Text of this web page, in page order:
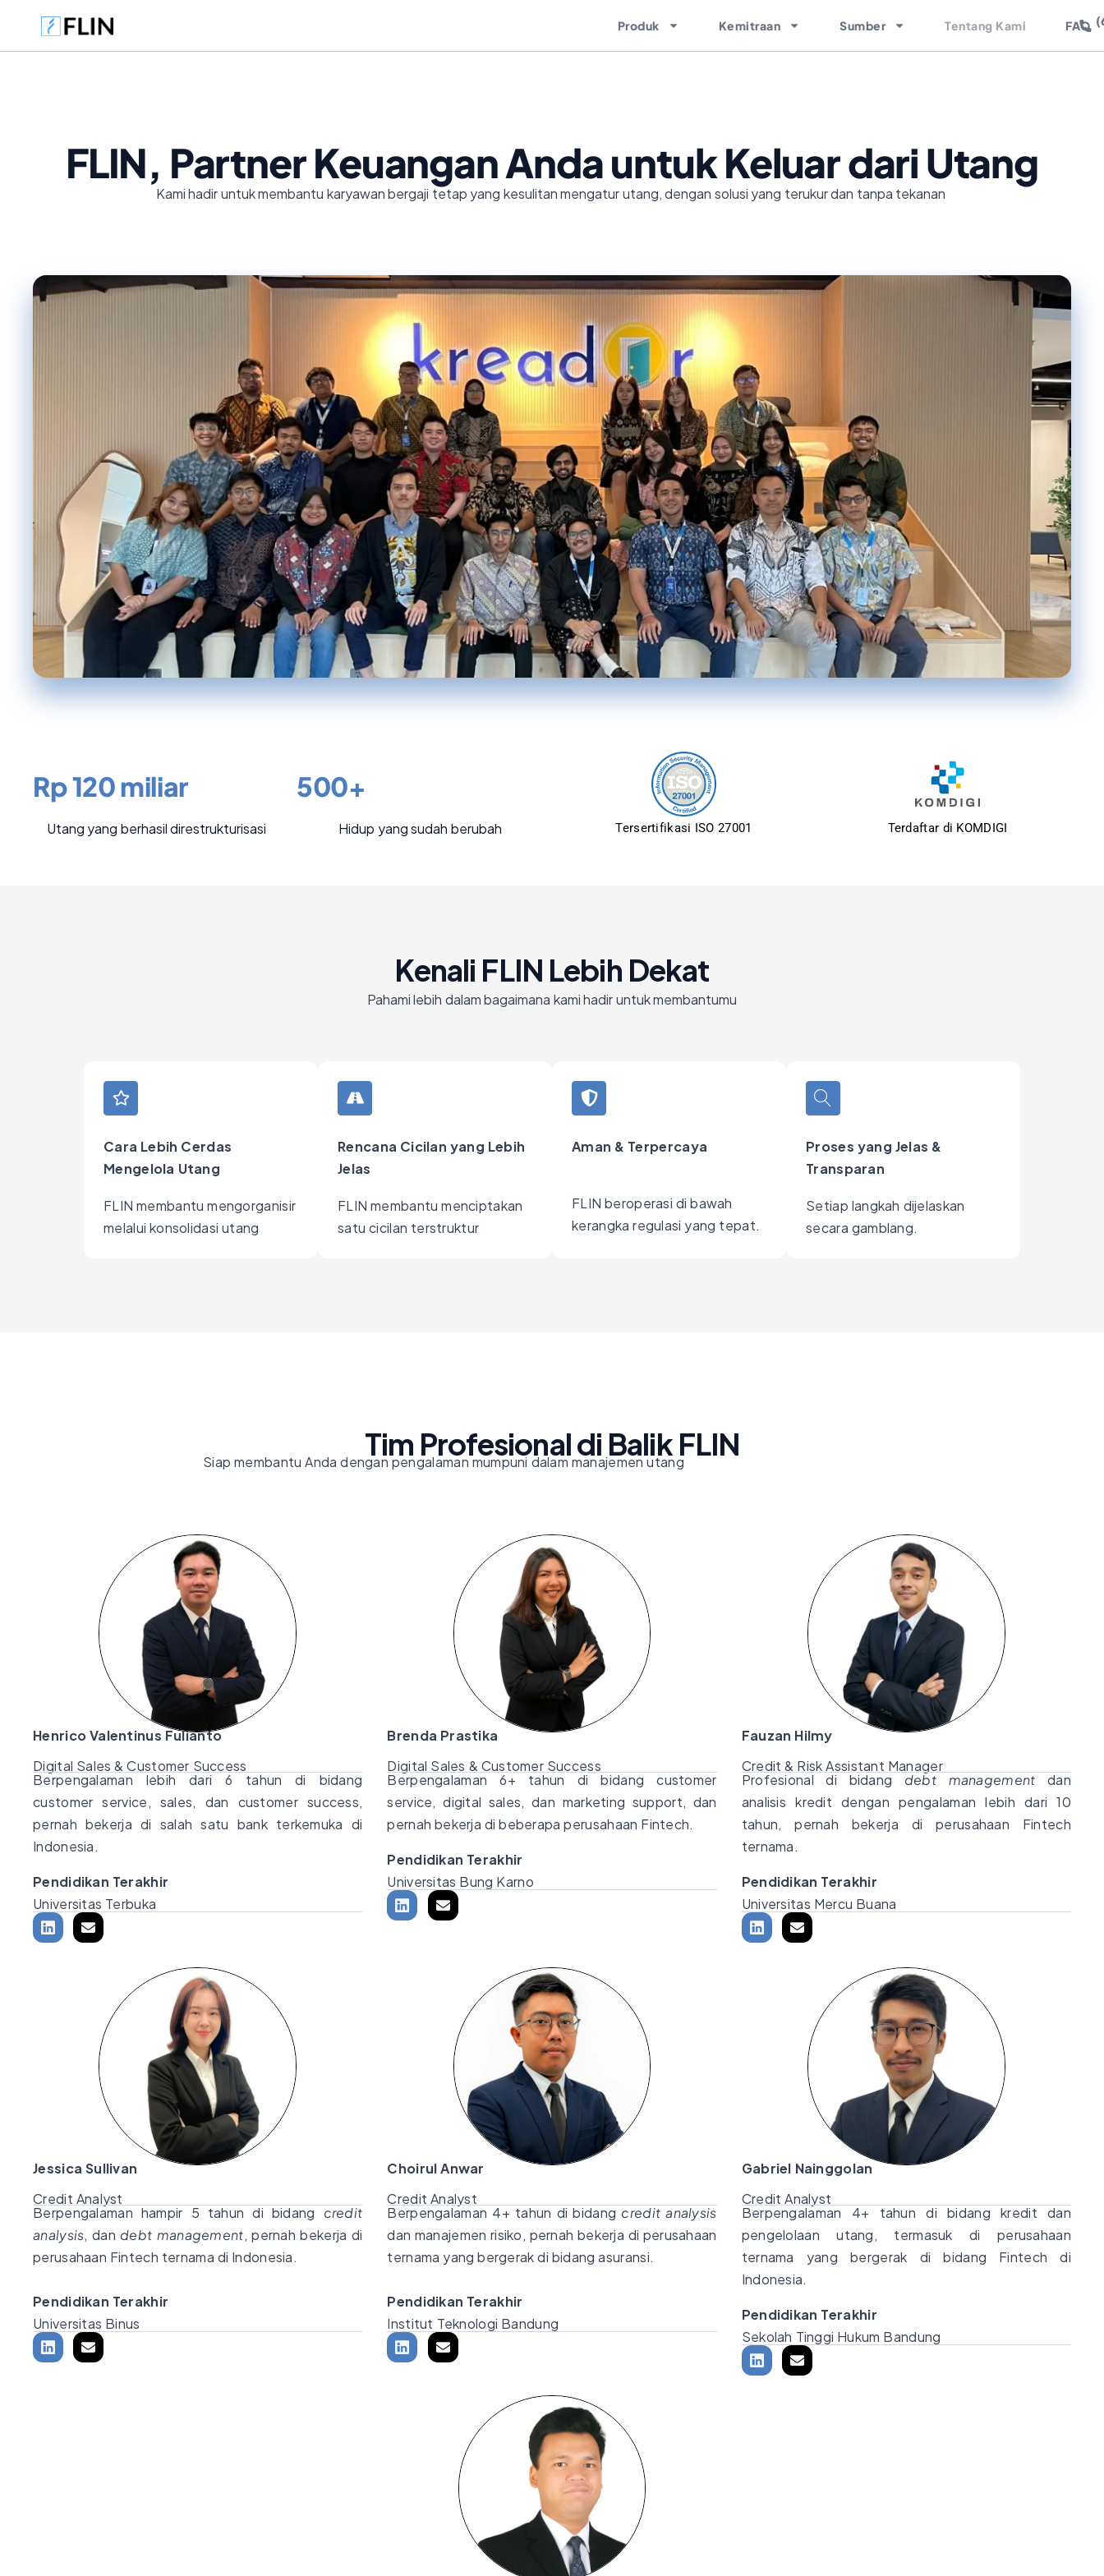
Produk Kemitraan Sumber Tentang Kami FAQ
FLIN, Partner Keuangan Anda untuk Keluar dari Utang
Kami hadir untuk membantu karyawan bergaji tetap yang kesulitan mengatur utang, dengan solusi yang terukur dan tanpa tekanan
Rp 120 miliar
Utang yang berhasil direstrukturisasi
500+
Hidup yang sudah berubah Tersertifikasi ISO 27001 Terdaftar di KOMDIGI
Kenali FLIN Lebih Dekat
Pahami lebih dalam bagaimana kami hadir untuk membantumu
Cara Lebih Cerdas
Mengelola Utang
FLIN membantu mengorganisir
melalui konsolidasi utang
Rencana Cicilan yang Lebih
Jelas
FLIN membantu menciptakan
satu cicilan terstruktur
Aman & Terpercaya
FLIN beroperasi di bawah
kerangka regulasi yang tepat.
Proses yang Jelas &
Transparan
Setiap langkah dijelaskan
secara gamblang.
Tim Profesional di Balik FLIN​
Siap membantu Anda dengan pengalaman mumpuni dalam manajemen utang
Henrico Valentinus Fulianto
Digital Sales & Customer Success
Berpengalaman lebih dari 6 tahun di bidang
customer service, sales, dan customer success,
pernah bekerja di salah satu bank terkemuka di
Indonesia.
Pendidikan Terakhir
Universitas Terbuka
Brenda Prastika
Digital Sales & Customer Success
Berpengalaman 6+ tahun di bidang customer
service, digital sales, dan marketing support, dan
pernah bekerja di beberapa perusahaan Fintech.
Pendidikan Terakhir
Universitas Bung Karno
Fauzan Hilmy
Credit & Risk Assistant Manager
Profesional di bidang debt management dan
analisis kredit dengan pengalaman lebih dari 10
tahun, pernah bekerja di perusahaan Fintech
ternama.
Pendidikan Terakhir
Universitas Mercu Buana
Jessica Sullivan
Credit Analyst
Berpengalaman hampir 5 tahun di bidang credit
analysis, dan debt management, pernah bekerja di
perusahaan Fintech ternama di Indonesia.
Pendidikan Terakhir
Universitas Binus
Choirul Anwar
Credit Analyst
Berpengalaman 4+ tahun di bidang credit analysis
dan manajemen risiko, pernah bekerja di perusahaan
ternama yang bergerak di bidang asuransi.
Pendidikan Terakhir
Institut Teknologi Bandung
Gabriel Nainggolan
Credit Analyst
Berpengalaman 4+ tahun di bidang kredit dan
pengelolaan utang, termasuk di perusahaan
ternama yang bergerak di bidang Fintech di
Indonesia.
Pendidikan Terakhir
Sekolah Tinggi Hukum Bandung